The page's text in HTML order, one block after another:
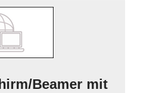
Beamer mit